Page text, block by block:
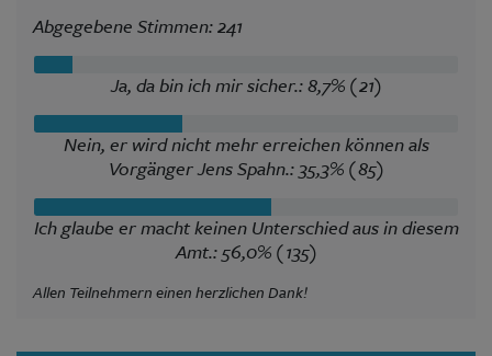
Abgegebene Stimmen: 241
Ja, da bin ich mir sicher.: 8,7% (21)
Nein, er wird nicht mehr erreichen können als
Vorgänger Jens Spahn.: 35,3% (85)
Ich glaube er macht keinen Unterschied aus in diesem
Amt.: 56,0% (135)
Allen Teilnehmern einen herzlichen Dank!